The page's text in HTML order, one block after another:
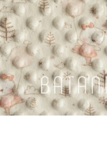
LILIE NA BÍLÉ
349 Kč